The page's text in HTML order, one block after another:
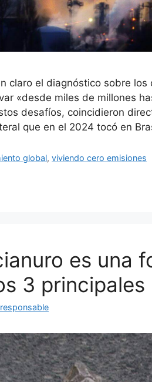
claro el diagnóstico sobre
«desde miles de millones
desafíos, coincidieron
que en el 2024 tocó en
global,viviendo cero emisiones
es una
3 principales